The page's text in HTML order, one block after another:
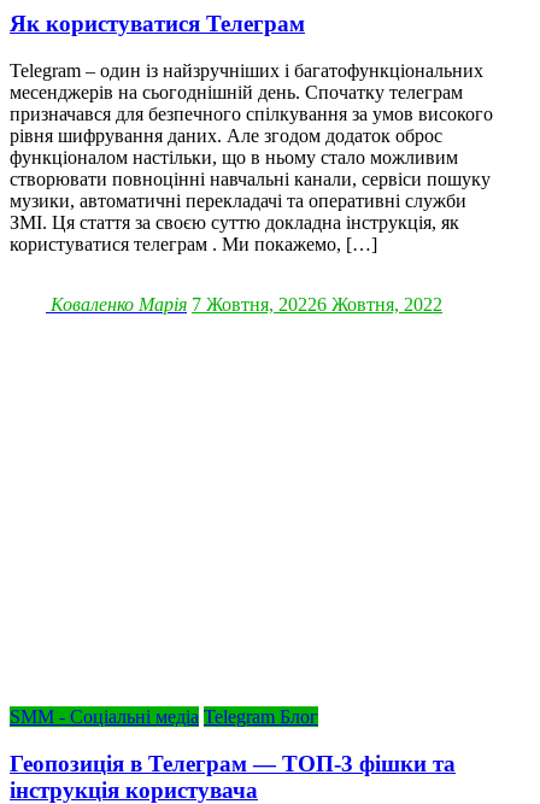
Як користуватися Телеграм
Telegram – один із найзручніших і багатофункціональних
месенджерів на сьогоднішній день. Спочатку телеграм
призначався для безпечного спілкування за умов високого
рівня шифрування даних. Але згодом додаток оброс
функціоналом настільки, що в ньому стало можливим
створювати повноцінні навчальні канали, сервіси пошуку
музики, автоматичні перекладачі та оперативні служби
ЗМІ. Ця стаття за своєю суттю докладна інструкція, як
користуватися телеграм . Ми покажемо, […]
Коваленко Марія 7 Жовтня, 20226 Жовтня, 2022
SMM - Соціальні медіа Telegram Блог
Геопозиція в Телеграм — ТОП-3 фішки та
інструкція користувача